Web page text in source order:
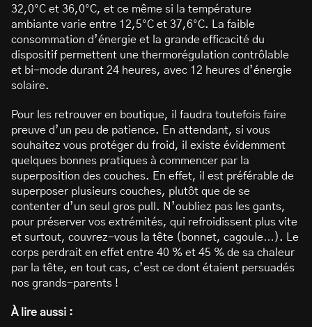
32,0°C et 36,0°C, et ce même si la température
ambiante varie entre 12,5°C et 37,6°C. La faible
consommation d’énergie et la grande efficacité du
dispositif permettent une thermorégulation contrôlable
et bi-mode durant 24 heures, avec 12 heures d’énergie
solaire.
Pour les retrouver en boutique, il faudra toutefois faire
preuve d’un peu de patience. En attendant, si vous
souhaitez vous protéger du froid, il existe évidemment
quelques bonnes pratiques à commencer par la
superposition des couches. En effet, il est préférable de
superposer plusieurs couches, plutôt que de se
contenter d’un seul gros pull. N’oubliez pas les gants,
pour préserver vos extrémités, qui refroidissent plus vite
et surtout, couvrez-vous la tête (bonnet, cagoule…). Le
corps perdrait en effet entre 40 % et 45 % de sa chaleur
par la tête, en tout cas, c’est ce dont étaient persuadés
nos grands-parents !
À lire aussi :